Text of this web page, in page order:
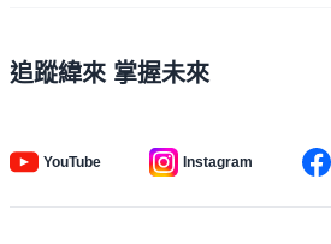
追蹤緯來 掌握未來
YouTube Instagram